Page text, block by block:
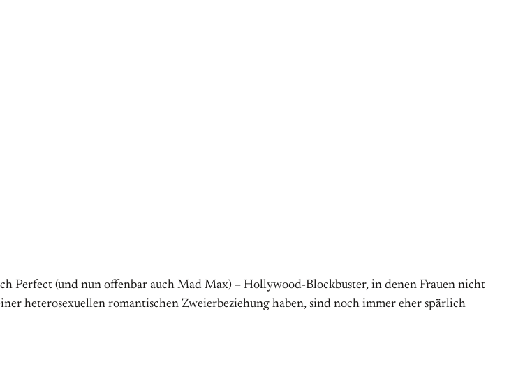
Perfect (und nun offenbar auch Mad Max) – Hollywood-Blockbuster, in denen Frauen nicht
heterosexuellen romantischen Zweierbeziehung haben, sind noch immer eher spärlich